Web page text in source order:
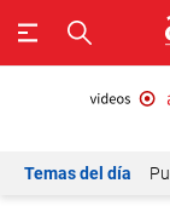
Temas del día